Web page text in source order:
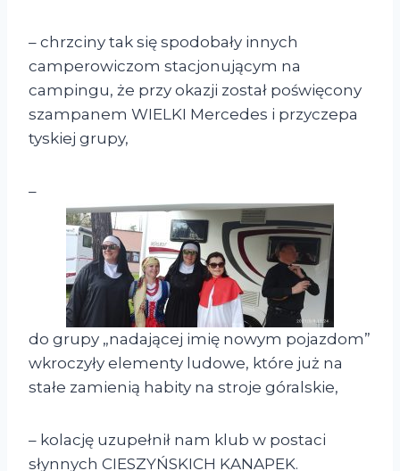
– chrzciny tak się spodobały innych
camperowiczom stacjonującym na
campingu, że przy okazji został poświęcony
szampanem WIELKI Mercedes i przyczepa
tyskiej grupy,
–
do grupy „nadającej imię nowym pojazdom”
wkroczyły elementy ludowe, które już na
stałe zamienią habity na stroje góralskie,
– kolację uzupełnił nam klub w postaci
słynnych CIESZYŃSKICH KANAPEK.